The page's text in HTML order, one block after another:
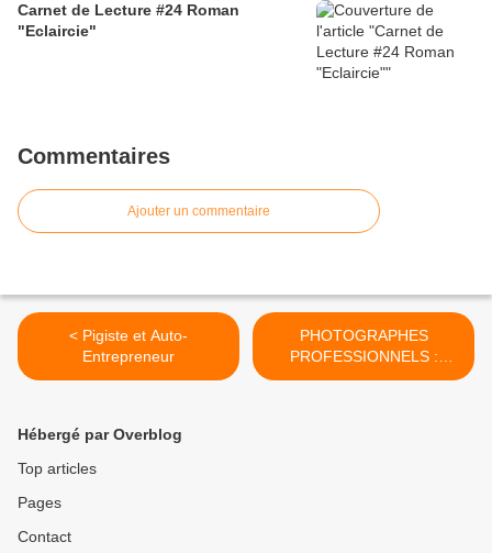
Carnet de Lecture #24 Roman
"Eclaircie"
Commentaires
Ajouter un commentaire
< Pigiste et Auto-
Entrepreneur
PHOTOGRAPHES
PROFESSIONNELS :
SOUTENEZ
Hébergé par Overblog
Top articles
Pages
Contact